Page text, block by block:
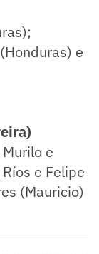
e
e
e Felipe
(Mauricio)